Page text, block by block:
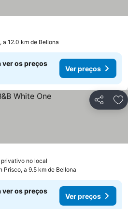
a 12.0 km de Bellona
ver os preços
Ver preços
Partilhar
no local
Prisco, a 9.5 km de Bellona
ver os preços
Ver preços